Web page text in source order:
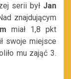
serii był Jan
znajdującym
miał 1,8 pkt
swoje miejsce
mu zająć 3.